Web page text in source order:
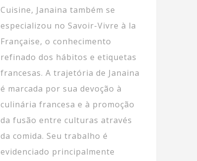
Cuisine, Janaina também se
especializou no Savoir-Vivre à la
Française, o conhecimento
refinado dos hábitos e etiquetas
francesas. A trajetória de Janaina
é marcada por sua devoção à
culinária francesa e à promoção
da fusão entre culturas através
da comida. Seu trabalho é
evidenciado principalmente